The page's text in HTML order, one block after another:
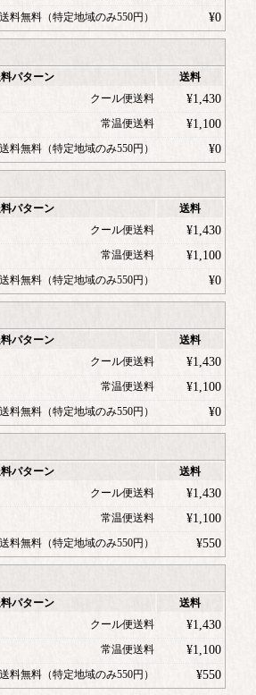
送料無料（特定地域のみ550円） ¥0
パターン
送料
クール便送料
¥1,430
常温便送料 ¥1,100
送料無料（特定地域のみ550円） ¥0
パターン
送料
クール便送料
¥1,430
常温便送料 ¥1,100
送料無料（特定地域のみ550円） ¥0
パターン
送料
クール便送料
¥1,430
常温便送料 ¥1,100
送料無料（特定地域のみ550円） ¥0
パターン
送料
クール便送料
¥1,430
常温便送料 ¥1,100
送料無料（特定地域のみ550円） ¥550
パターン
送料
クール便送料
¥1,430
常温便送料 ¥1,100
送料無料（特定地域のみ550円） ¥550